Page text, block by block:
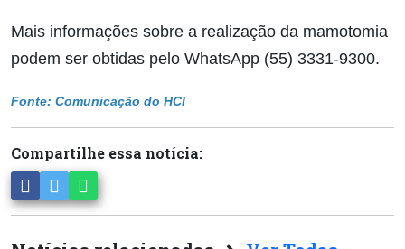
Mais informações sobre a realização da mamotomia
podem ser obtidas pelo WhatsApp (55) 3331-9300.
Fonte: Comunicação do HCI
Compartilhe essa notícia: